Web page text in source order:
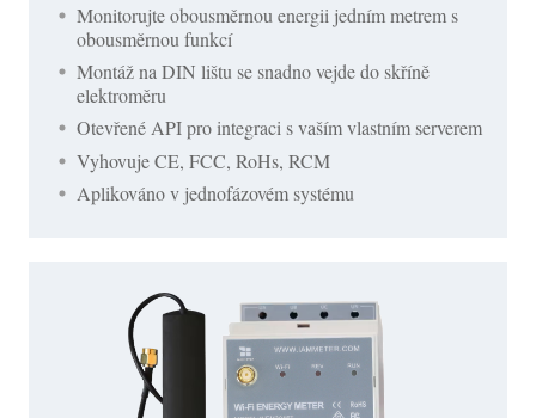
Monitorujte obousměrnou energii jedním metrem s
obousměrnou funkcí
Montáž na DIN lištu se snadno vejde do skříně
elektroměru
Otevřené API pro integraci s vaším vlastním serverem
Vyhovuje CE, FCC, RoHs, RCM
Aplikováno v jednofázovém systému